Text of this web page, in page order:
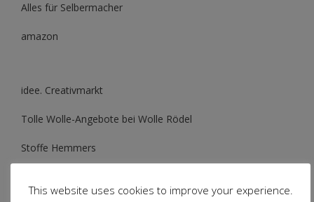
Alles für Selbermacher
amazon
idee. Creativmarkt
Tolle Wolle-Angebote bei Wolle Rödel
Stoffe Hemmers
This website uses cookies to improve your experience.